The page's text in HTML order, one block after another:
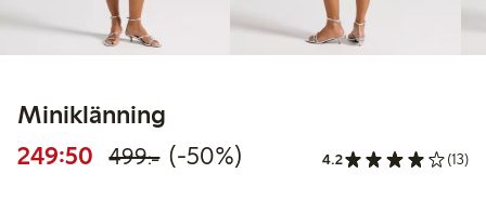
Miniklänning
249:50 Rabatterat pris: 249,50 kr
499:-Ordinarie pris: 499,00 kr
50% rabatt
(-50%) 4.2 (13)